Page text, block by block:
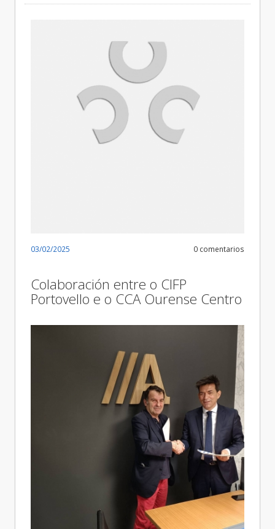
03/02/2025 0 comentarios
Colaboración entre o CIFP
Portovello e o CCA Ourense Centro